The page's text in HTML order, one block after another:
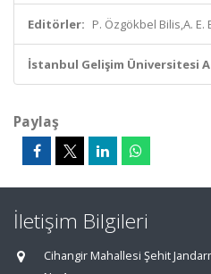
Editörler: P. Özgökbel Bilis,A.
İstanbul Gelişim Üniversitesi
Paylaş
İletişim Bilgileri
Cihangir Mahallesi Şehit